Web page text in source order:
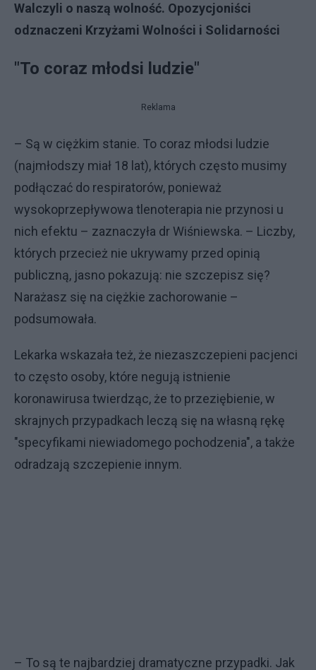
Walczyli o naszą wolność. Opozycjoniści
odznaczeni Krzyżami Wolności i Solidarności
"To coraz młodsi ludzie"
Reklama
– Są w ciężkim stanie. To coraz młodsi ludzie
(najmłodszy miał 18 lat), których często musimy
podłączać do respiratorów, ponieważ
wysokoprzepływowa tlenoterapia nie przynosi u
nich efektu – zaznaczyła dr Wiśniewska. – Liczby,
których przecież nie ukrywamy przed opinią
publiczną, jasno pokazują: nie szczepisz się?
Narażasz się na ciężkie zachorowanie –
podsumowała.
Lekarka wskazała też, że niezaszczepieni pacjenci
to często osoby, które negują istnienie
koronawirusa twierdząc, że to przeziębienie, w
skrajnych przypadkach leczą się na własną rękę
"specyfikami niewiadomego pochodzenia", a także
odradzają szczepienie innym.
– To są te najbardziej dramatyczne przypadki. Jak